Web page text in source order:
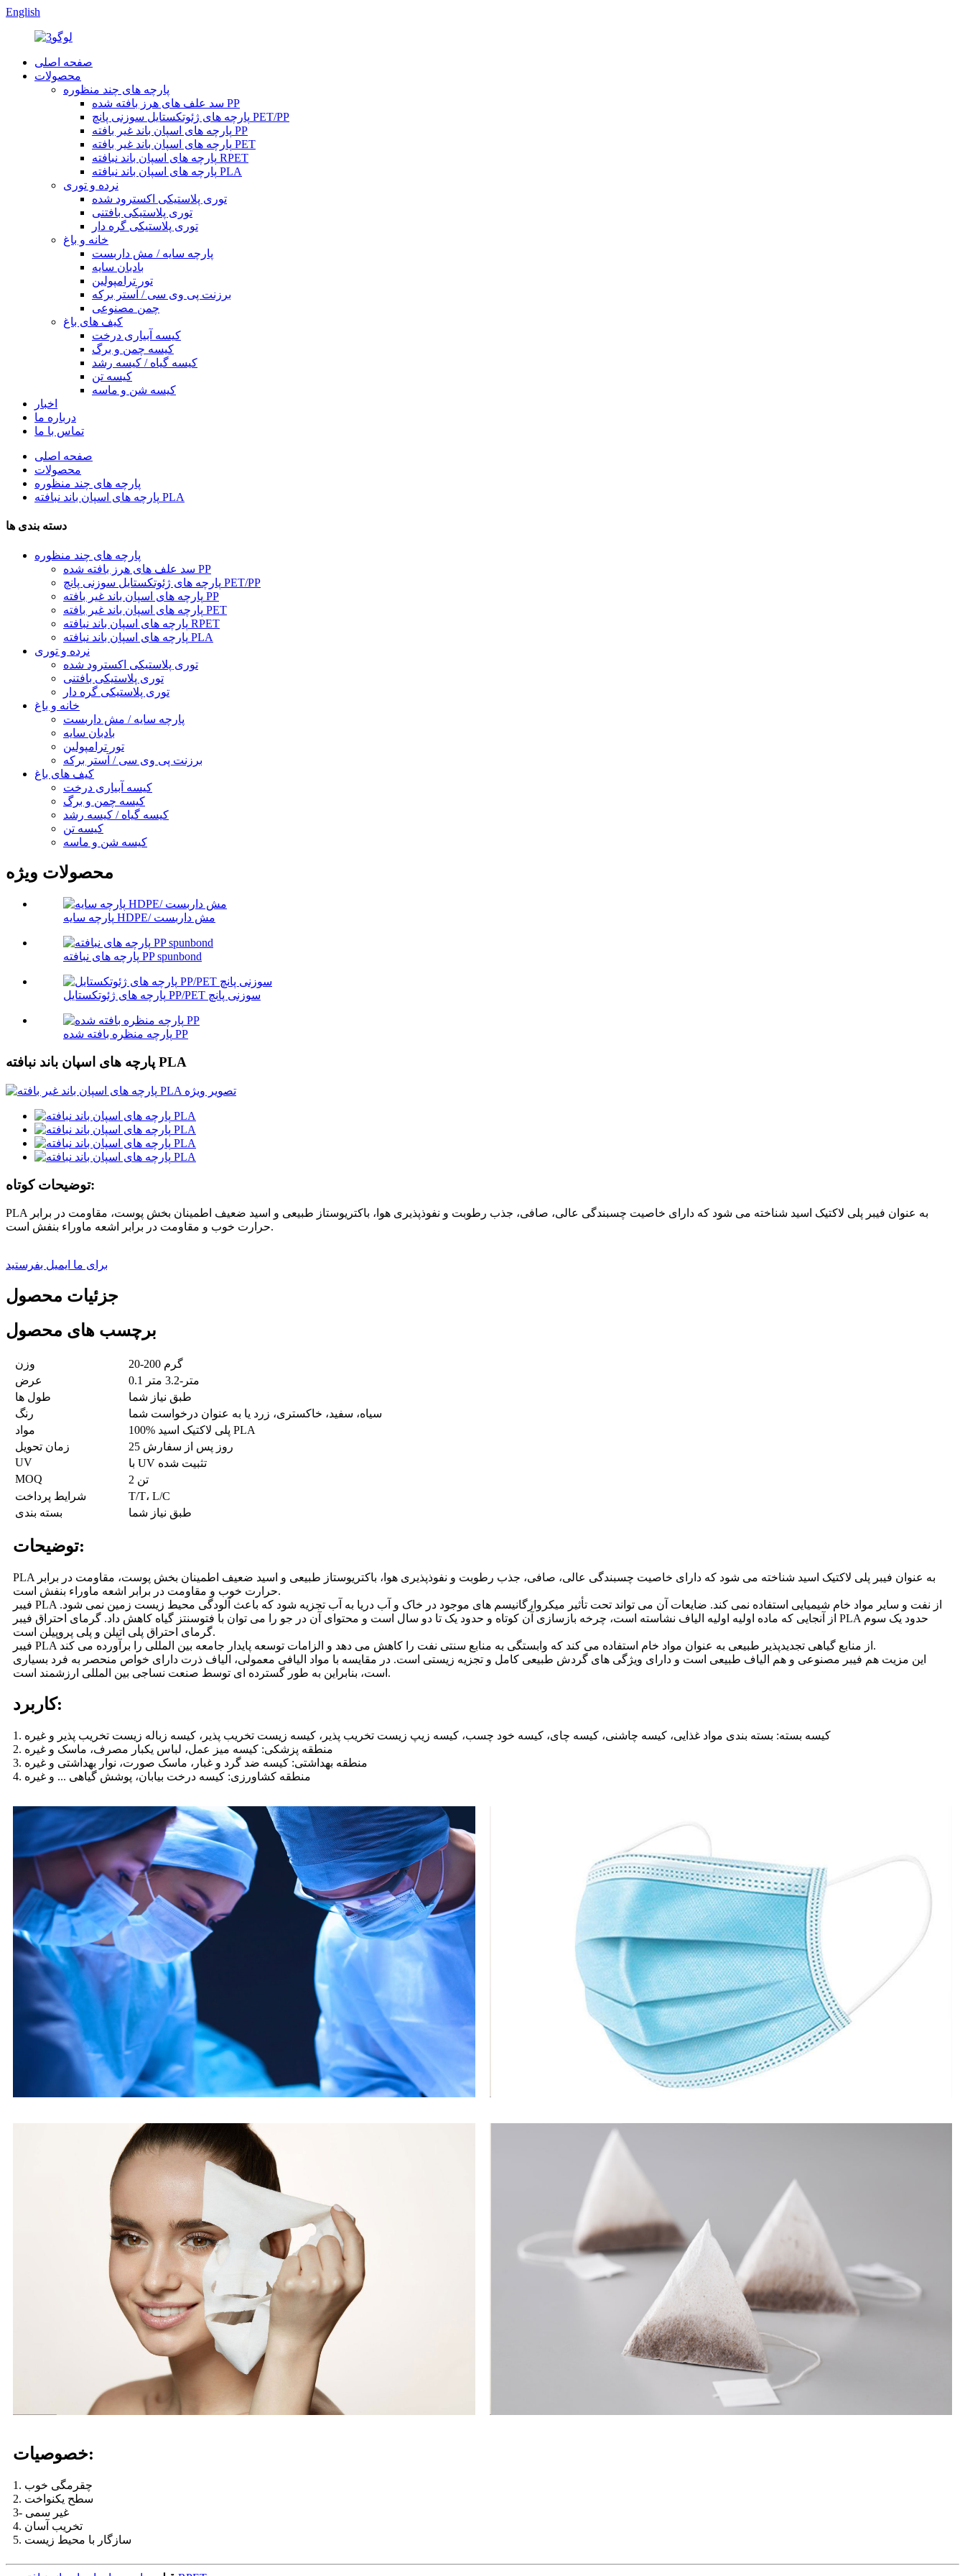
English
صفحه اصلی
محصولات
پارچه های چند منظوره
سد علف های هرز بافته شده PP
پارچه های ژئوتکستایل سوزنی پانچ PET/PP
پارچه های اسپان باند غیر بافته PP
پارچه های اسپان باند غیر بافته PET
پارچه های اسپان باند نبافته RPET
پارچه های اسپان باند نبافته PLA
نرده و توری
توری پلاستیکی اکسترود شده
توری پلاستیکی بافتنی
توری پلاستیکی گره دار
خانه و باغ
پارچه سایه / مش داربست
بادبان سایه
تور ترامپولین
برزنت پی وی سی / آستر برکه
چمن مصنوعی
کیف های باغ
کیسه آبیاری درخت
کیسه چمن و برگ
کیسه گیاه / کیسه رشد
کیسه تن
کیسه شن و ماسه
اخبار
درباره ما
تماس با ما
صفحه اصلی
محصولات
پارچه های چند منظوره
پارچه های اسپان باند نبافته PLA
دسته بندی ها
پارچه های چند منظوره
سد علف های هرز بافته شده PP
پارچه های ژئوتکستایل سوزنی پانچ PET/PP
پارچه های اسپان باند غیر بافته PP
پارچه های اسپان باند غیر بافته PET
پارچه های اسپان باند نبافته RPET
پارچه های اسپان باند نبافته PLA
نرده و توری
توری پلاستیکی اکسترود شده
توری پلاستیکی بافتنی
توری پلاستیکی گره دار
خانه و باغ
پارچه سایه / مش داربست
بادبان سایه
تور ترامپولین
برزنت پی وی سی / آستر برکه
کیف های باغ
کیسه آبیاری درخت
کیسه چمن و برگ
کیسه گیاه / کیسه رشد
کیسه تن
کیسه شن و ماسه
محصولات ویژه
پارچه سایه HDPE/ مش داربست
پارچه های نبافته PP spunbond
پارچه های ژئوتکستایل PP/PET سوزنی پانچ
پارچه منظره بافته شده PP
پارچه های اسپان باند نبافته PLA
توضیحات کوتاه:
PLA به عنوان فیبر پلی لاکتیک اسید شناخته می شود که دارای خاصیت چسبندگی عالی، صافی، جذب رطوبت و نفوذپذیری هوا، باکتریوستاز طبیعی و اسید ضعیف اطمینان بخش پوست، مقاومت در برابر
حرارت خوب و مقاومت در برابر اشعه ماوراء بنفش است.
برای ما ایمیل بفرستید
جزئیات محصول
برچسب های محصول
وزن
20-200 گرم
عرض
0.1 متر-3.2 متر
طول ها
طبق نیاز شما
رنگ
سیاه، سفید، خاکستری، زرد یا به عنوان درخواست شما
مواد
100% پلی لاکتیک اسید PLA
زمان تحویل
25 روز پس از سفارش
UV
با UV تثبیت شده
MOQ
2 تن
شرایط پرداخت
T/T، L/C
بسته بندی
طبق نیاز شما
توضیحات:
PLA به عنوان فیبر پلی لاکتیک اسید شناخته می شود که دارای خاصیت چسبندگی عالی، صافی، جذب رطوبت و نفوذپذیری هوا، باکتریوستاز طبیعی و اسید ضعیف اطمینان بخش پوست، مقاومت در برابر
حرارت خوب و مقاومت در برابر اشعه ماوراء بنفش است.
فیبر PLA از نفت و سایر مواد خام شیمیایی استفاده نمی کند. ضایعات آن می تواند تحت تأثیر میکروارگانیسم های موجود در خاک و آب دریا به آب تجزیه شود که باعث آلودگی محیط زیست زمین نمی شود.
از آنجایی که ماده اولیه اولیه الیاف نشاسته است، چرخه بازسازی آن کوتاه و حدود یک تا دو سال است و محتوای آن در جو را می توان با فتوسنتز گیاه کاهش داد. گرمای احتراق فیبر PLA حدود یک سوم
گرمای احتراق پلی اتیلن و پلی پروپیلن است.
فیبر PLA از منابع گیاهی تجدیدپذیر طبیعی به عنوان مواد خام استفاده می کند که وابستگی به منابع سنتی نفت را کاهش می دهد و الزامات توسعه پایدار جامعه بین المللی را برآورده می کند.
این مزیت هم فیبر مصنوعی و هم الیاف طبیعی است و دارای ویژگی های گردش طبیعی کامل و تجزیه زیستی است. در مقایسه با مواد الیافی معمولی، الیاف ذرت دارای خواص منحصر به فرد بسیاری
است، بنابراین به طور گسترده ای توسط صنعت نساجی بین المللی ارزشمند است.
کاربرد:
1. کیسه بسته: بسته بندی مواد غذایی، کیسه چاشنی، کیسه چای، کیسه خود چسب، کیسه زیپ زیست تخریب پذیر، کیسه زیست تخریب پذیر، کیسه زباله زیست تخریب پذیر و غیره
2. منطقه پزشکی: کیسه میز عمل، لباس یکبار مصرف، ماسک و غیره
3. منطقه بهداشتی: کیسه ضد گرد و غبار، ماسک صورت، نوار بهداشتی و غیره
4. منطقه کشاورزی: ​​کیسه درخت بیابان، پوشش گیاهی ... و غیره
خصوصیات:
1. چقرمگی خوب
2. سطح یکنواخت
3- غیر سمی
4. تخریب آسان
5. سازگار با محیط زیست